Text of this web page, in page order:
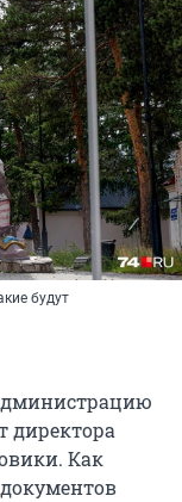
будут
директора
Как